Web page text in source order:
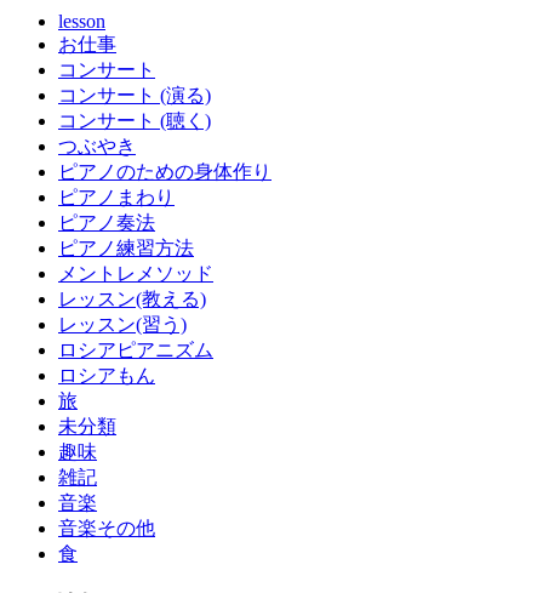
lesson
お仕事
コンサート
コンサート (演る)
コンサート (聴く)
つぶやき
ピアノのための身体作り
ピアノまわり
ピアノ奏法
ピアノ練習方法
メントレメソッド
レッスン(教える)
レッスン(習う)
ロシアピアニズム
ロシアもん
旅
未分類
趣味
雑記
音楽
音楽その他
食